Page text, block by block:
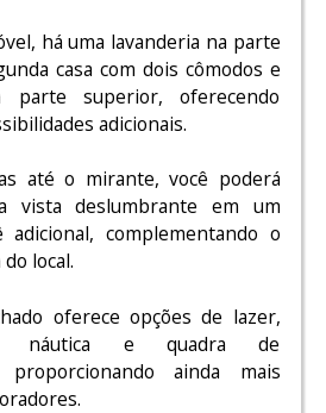
há uma lavanderia na parte
casa com dois cômodos e
superior, oferecendo
adicionais.
até o mirante, você poderá
vista deslumbrante em um
adicional, complementando o
local.
oferece opções de lazer,
náutica e quadra de
proporcionando ainda mais